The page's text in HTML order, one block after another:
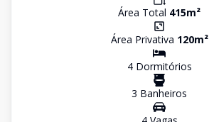
Área Total 415m²
Área Privativa 120m²
4Dormitórios
3 Banheiros